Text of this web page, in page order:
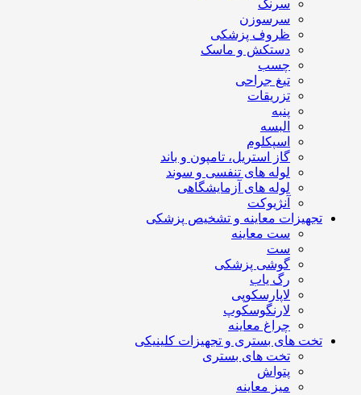
سرنگ
سرسوزن
ظروف پزشکی
دستکش و ماسک
چسب
تیغ جراحی
تزریقات
پنبه
البسه
اسپکلوم
گاز استریل، تامپون و باند
لوله های تنفسی و سوند
لوله های آزمایشگاهی
آنژیوکت
تجهیزات معاینه و تشخیص پزشکی
ست معاینه
ست
گوشی پزشکی
رگ یاب
لاپارسکوپی
لارنگوسکوپ
چراغ معاینه
تخت های بستری و تجهیزات کلینیکی
تخت های بستری
پتواش
میز معاینه